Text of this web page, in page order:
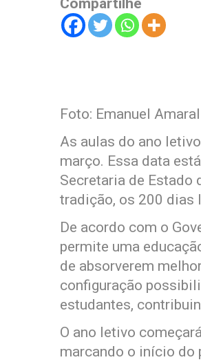
Compartilhe
Foto: Emanuel Amaral
As aulas do ano
março. Essa data
Secretaria de Estado
tradição, os 200 dias
De acordo com o
permite uma
de absorverem
configuração
estudantes,
O ano letivo
marcando o início do